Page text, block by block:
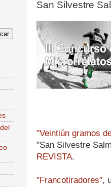
San Silvestre
"Veintiún gramos
"San Silvestre
REVISTA.
"Francotiradores",